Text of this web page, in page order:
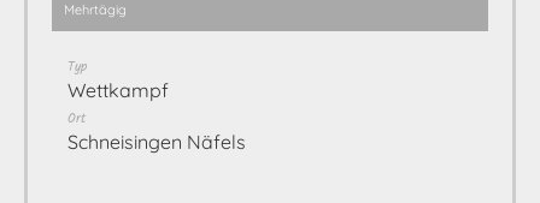
Mehrtägig
Typ
Wettkampf
Ort
Schneisingen Näfels